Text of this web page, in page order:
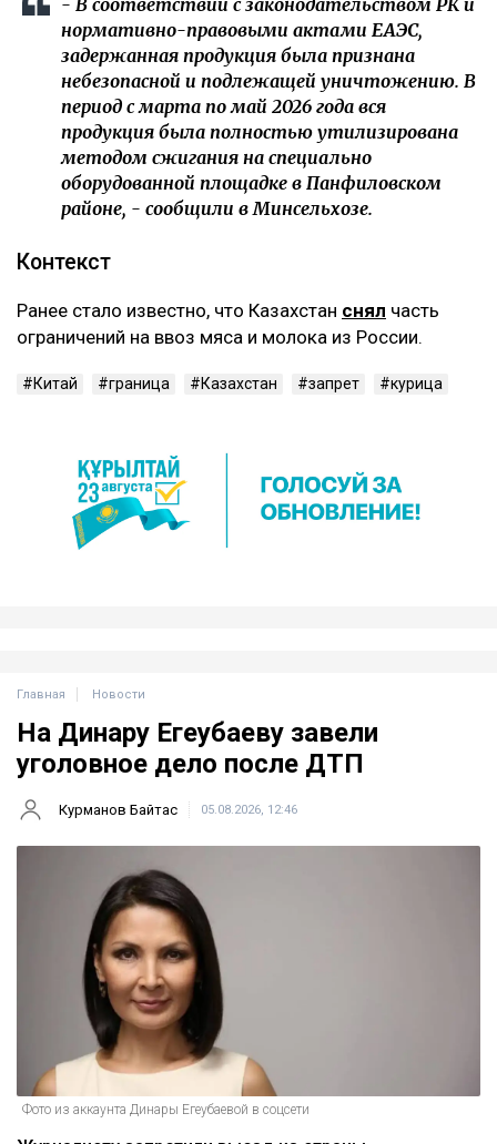
- В соответствии с законодательством РК и
нормативно-правовыми актами ЕАЭС,
задержанная продукция была признана
небезопасной и подлежащей уничтожению. В
период с марта по май 2026 года вся
продукция была полностью утилизирована
методом сжигания на специально
оборудованной площадке в Панфиловском
районе, - сообщили в Минсельхозе.
Контекст
Ранее стало известно, что Казахстан снял часть
ограничений на ввоз мяса и молока из России.
Китай граница Казахстан запрет курица
Главная